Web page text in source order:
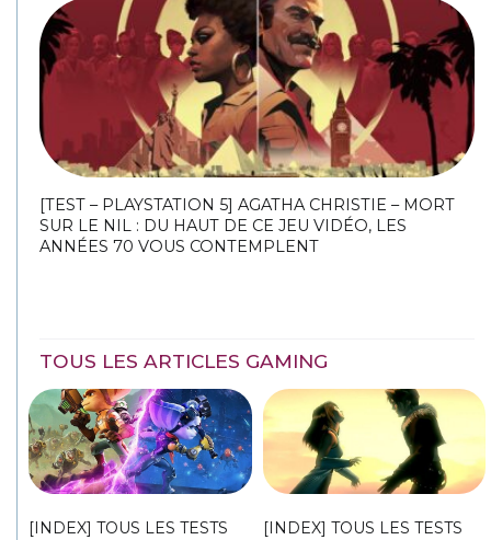
[TEST – PLAYSTATION 5] AGATHA CHRISTIE – MORT
SUR LE NIL : DU HAUT DE CE JEU VIDÉO, LES
ANNÉES 70 VOUS CONTEMPLENT
TOUS LES ARTICLES GAMING
[INDEX] TOUS LES TESTS
[INDEX] TOUS LES TESTS